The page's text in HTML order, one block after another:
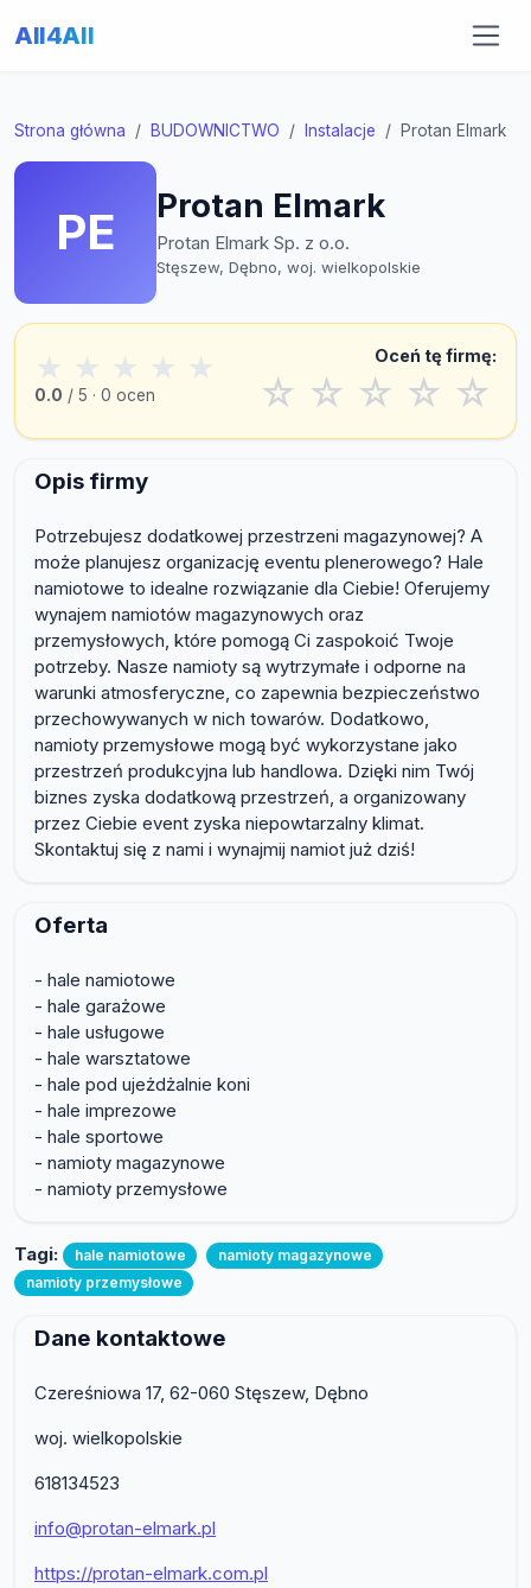
All4All
Strona główna BUDOWNICTWO Instalacje Protan Elmark
PE Protan Elmark
Protan Elmark Sp. z o.o.
Stęszew, Dębno, woj. wielkopolskie
★ ★ ★ ★ ★
0.0 / 5 · 0 ocen
Oceń tę firmę:
☆ ☆ ☆ ☆ ☆
Opis firmy
Potrzebujesz dodatkowej przestrzeni magazynowej? A
może planujesz organizację eventu plenerowego? Hale
namiotowe to idealne rozwiązanie dla Ciebie! Oferujemy
wynajem namiotów magazynowych oraz
przemysłowych, które pomogą Ci zaspokoić Twoje
potrzeby. Nasze namioty są wytrzymałe i odporne na
warunki atmosferyczne, co zapewnia bezpieczeństwo
przechowywanych w nich towarów. Dodatkowo,
namioty przemysłowe mogą być wykorzystane jako
przestrzeń produkcyjna lub handlowa. Dzięki nim Twój
biznes zyska dodatkową przestrzeń, a organizowany
przez Ciebie event zyska niepowtarzalny klimat.
Skontaktuj się z nami i wynajmij namiot już dziś!
Oferta
- hale namiotowe
- hale garażowe
- hale usługowe
- hale warsztatowe
- hale pod ujeżdżalnie koni
- hale imprezowe
- hale sportowe
- namioty magazynowe
- namioty przemysłowe
Tagi: hale namiotowe
namioty magazynowe
namioty przemysłowe
Dane kontaktowe
Czereśniowa 17, 62-060 Stęszew, Dębno
woj. wielkopolskie
618134523
info@protan-elmark.pl
https://protan-elmark.com.pl